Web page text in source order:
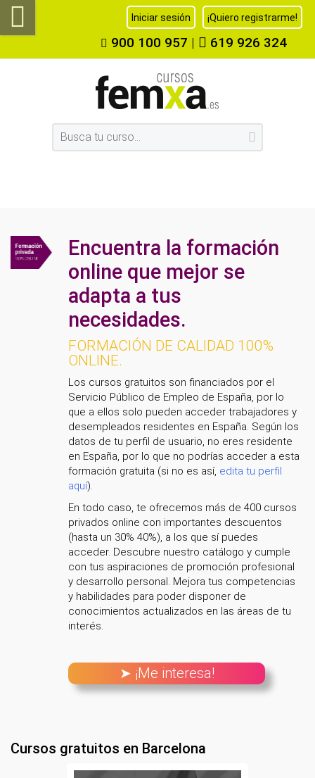
Iniciar sesión ¡Quiero registrarme!
900 100 957 | 619 926 324
Encuentra la formación
online que mejor se
adapta a tus
necesidades.
FORMACIÓN DE CALIDAD 100%
ONLINE.
Los cursos gratuitos son financiados por el
Servicio Público de Empleo de España, por lo
que a ellos solo pueden acceder trabajadores y
desempleados residentes en España. Según los
datos de tu perfil de usuario, no eres residente
en España, por lo que no podrías acceder a esta
formación gratuita (si no es así, edita tu perfil
aquí).
En todo caso, te ofrecemos más de 400 cursos
privados online con importantes descuentos
(hasta un 30% 40%), a los que sí puedes
acceder. Descubre nuestro catálogo y cumple
con tus aspiraciones de promoción profesional
y desarrollo personal. Mejora tus competencias
y habilidades para poder disponer de
conocimientos actualizados en las áreas de tu
interés.
➤ ¡Me interesa!
Cursos gratuitos en Barcelona